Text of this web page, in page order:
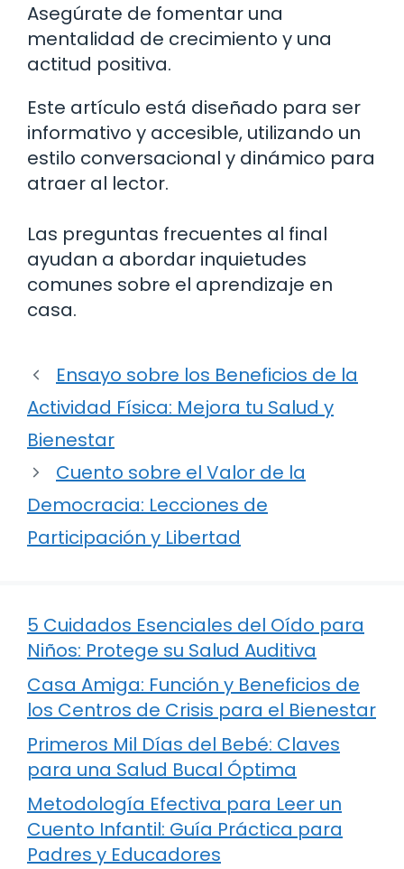
Asegúrate de fomentar una
mentalidad de crecimiento y una
actitud positiva.
Este artículo está diseñado para ser
informativo y accesible, utilizando un
estilo conversacional y dinámico para
atraer al lector.
Las preguntas frecuentes al final
ayudan a abordar inquietudes
comunes sobre el aprendizaje en
casa.
Ensayo sobre los Beneficios de la
Actividad Física: Mejora tu Salud y
Bienestar
Cuento sobre el Valor de la
Democracia: Lecciones de
Participación y Libertad
5 Cuidados Esenciales del Oído para
Niños: Protege su Salud Auditiva
Casa Amiga: Función y Beneficios de
los Centros de Crisis para el Bienestar
Primeros Mil Días del Bebé: Claves
para una Salud Bucal Óptima
Metodología Efectiva para Leer un
Cuento Infantil: Guía Práctica para
Padres y Educadores